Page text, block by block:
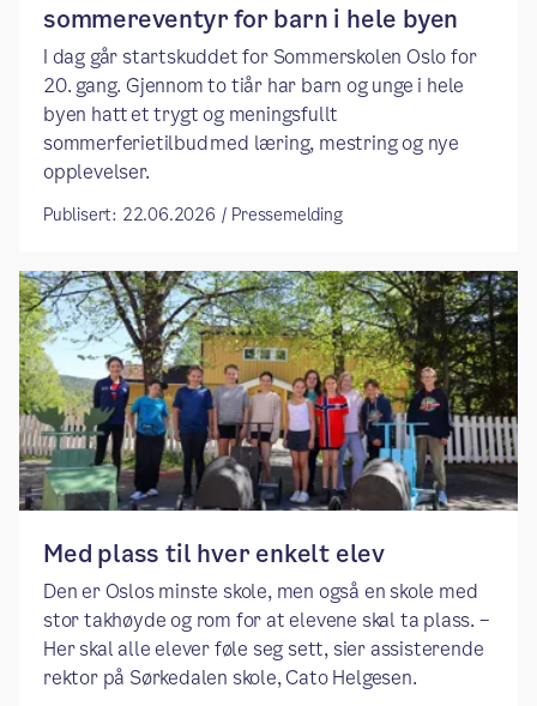
sommereventyr for barn i hele byen
I dag går startskuddet for Sommerskolen Oslo for
20. gang. Gjennom to tiår har barn og unge i hele
byen hatt et trygt og meningsfullt
sommerferietilbud med læring, mestring og nye
opplevelser.
Publisert: 22.06.2026 / Pressemelding
Med plass til hver enkelt elev
Den er Oslos minste skole, men også en skole med
stor takhøyde og rom for at elevene skal ta plass. –
Her skal alle elever føle seg sett, sier assisterende
rektor på Sørkedalen skole, Cato Helgesen.